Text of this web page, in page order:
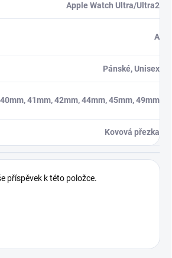
Apple Watch Ultra/Ultra2
A
Pánské, Unisex
41mm, 42mm, 44mm, 45mm, 49mm
Kovová přezka
příspěvek k této položce.